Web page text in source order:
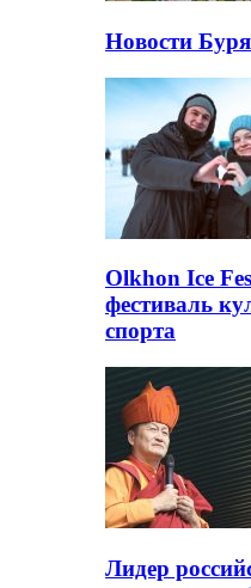
Новости
Olkhon Ice
фестиваль
спорта
Лидер